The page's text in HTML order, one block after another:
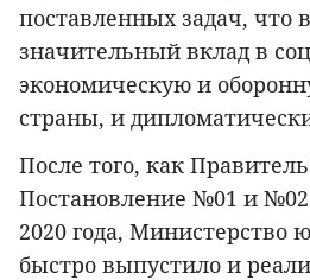
поставленных задач, что
значительный вклад в
экономическую и
страны, и
После того, как
Постановление №01 и №02
2020 года,
быстро выпустило и